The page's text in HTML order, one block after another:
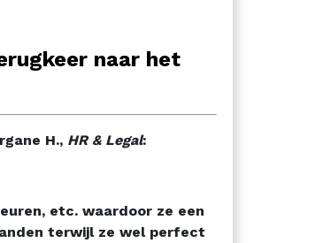
naar het
H., HR & Legal:
etc. waardoor ze een
terwijl ze wel perfect